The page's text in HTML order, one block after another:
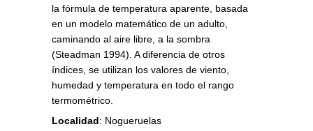
la fórmula de temperatura aparente, basada
en un modelo matemático de un adulto,
caminando al aire libre, a la sombra
(Steadman 1994). A diferencia de otros
índices, se utilizan los valores de viento,
humedad y temperatura en todo el rango
termométrico.
Localidad: Nogueruelas